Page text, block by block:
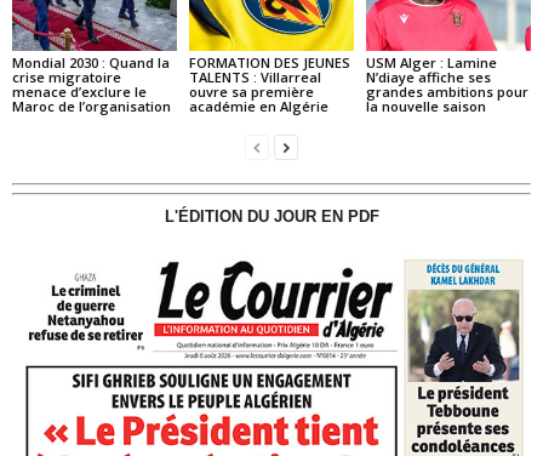
Mondial 2030 : Quand la
crise migratoire
menace d’exclure le
Maroc de l’organisation
FORMATION DES JEUNES
TALENTS : Villarreal
ouvre sa première
académie en Algérie
USM Alger : Lamine
N’diaye affiche ses
grandes ambitions pour
la nouvelle saison
L'ÉDITION DU JOUR EN PDF